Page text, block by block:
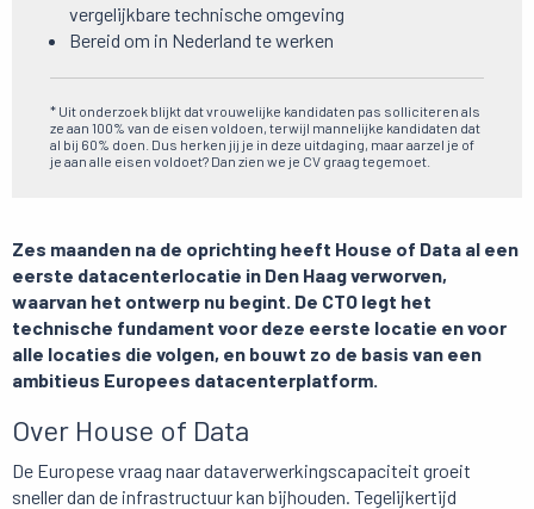
vergelijkbare technische omgeving
Bereid om in Nederland te werken
* Uit onderzoek blijkt dat vrouwelijke kandidaten pas solliciteren als
ze aan 100% van de eisen voldoen, terwijl mannelijke kandidaten dat
al bij 60% doen. Dus herken jij je in deze uitdaging, maar aarzel je of
je aan alle eisen voldoet? Dan zien we je CV graag tegemoet.
Zes maanden na de oprichting heeft House of Data al een
eerste datacenterlocatie in Den Haag verworven,
waarvan het ontwerp nu begint. De CTO legt het
technische fundament voor deze eerste locatie en voor
alle locaties die volgen, en bouwt zo de basis van een
ambitieus Europees datacenterplatform.
Over House of Data
De Europese vraag naar dataverwerkingscapaciteit groeit
sneller dan de infrastructuur kan bijhouden. Tegelijkertijd